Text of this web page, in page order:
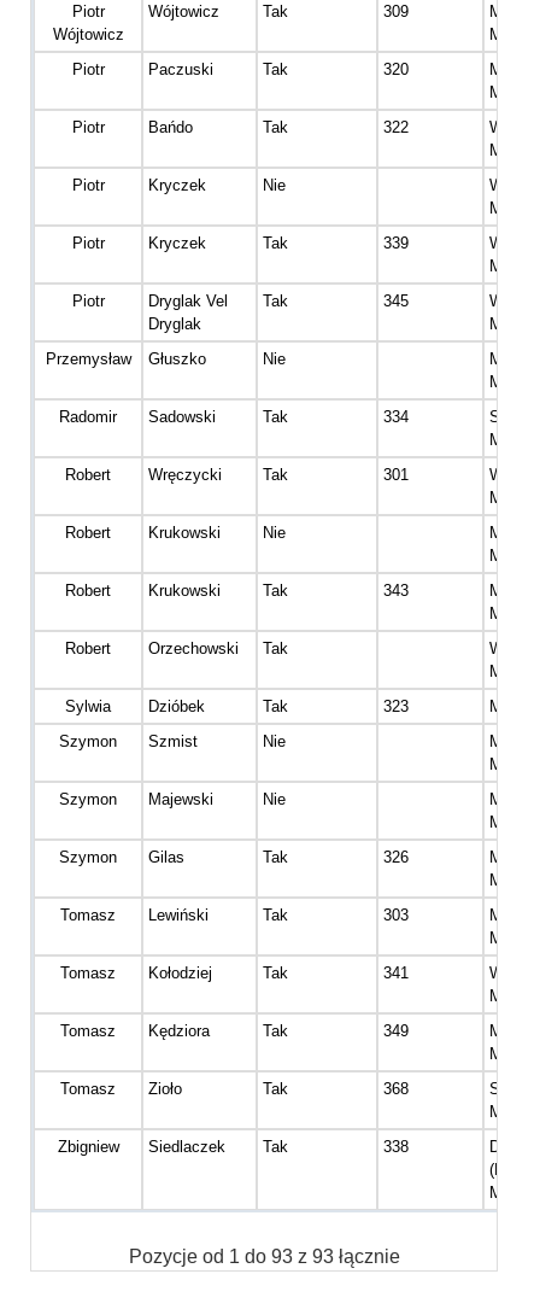
Piotr
Wójtowicz
Wójtowicz Tak 309
Master
Piotr
Paczuski Tak 320
Master
Piotr
Bańdo Tak 322
Piotr
Kryczek Nie
Piotr
Kryczek Tak 339
Piotr
Dryglak Vel
Dryglak
Tak 345
Przemysław
Głuszko Nie
Master
Radomir
Sadowski Tak 334
Senior
Robert
Wręczycki Tak 301
Robert
Krukowski Nie
Master
Robert
Krukowski Tak 343
Master
Robert
Orzechowski Tak
Sylwia
Dzióbek Tak 323
Szymon
Szmist Nie
Master
Szymon
Majewski Nie
Master
Szymon
Gilas Tak 326
Master
Tomasz
Lewiński Tak 303
Master
Tomasz
Kołodziej Tak 341
Tomasz
Kędziora Tak 349
Master
Tomasz
Zioło Tak 368
Senior
Zbigniew
Siedlaczek Tak 338
Pozycje od 1 do 93 z 93 łącznie